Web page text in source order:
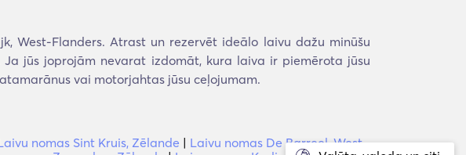
West-Flanders. Atrast un rezervēt ideālo laivu dažu minūšu
jūs joprojām nevarat izdomāt, kura laiva ir piemērota jūsu
vai motorjahtas jūsu ceļojumam.
nomas Sint Kruis, Zēlande | Laivu nomas De Barreel, West-